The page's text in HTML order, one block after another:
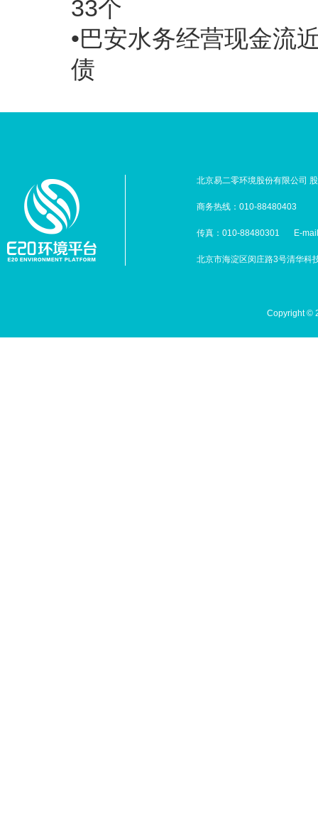
33个
•巴安水务经营现金流
债
北京易二零环境股份有限公司
商务热线：010-88480403
传真：010-88480301 E-
北京市海淀区闵庄路3号清华科
Copyright ©